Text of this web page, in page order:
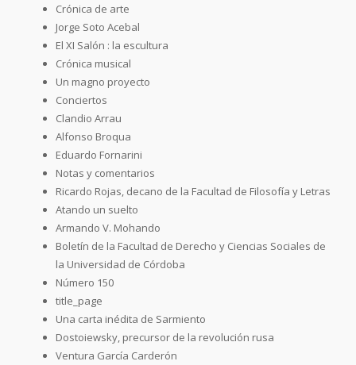
Crónica de arte
Jorge Soto Acebal
El XI Salón : la escultura
Crónica musical
Un magno proyecto
Conciertos
Clandio Arrau
Alfonso Broqua
Eduardo Fornarini
Notas y comentarios
Ricardo Rojas, decano de la Facultad de Filosofía y Letras
Atando un suelto
Armando V. Mohando
Boletín de la Facultad de Derecho y Ciencias Sociales de
la Universidad de Córdoba
Número 150
title_page
Una carta inédita de Sarmiento
Dostoiewsky, precursor de la revolución rusa
Ventura García Carderón